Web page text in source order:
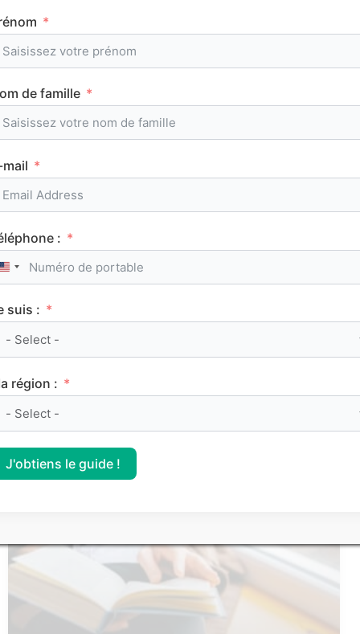
au lycée ?
Service Civique : les secrets d’une bonne lettre
de motivation
Les articles les
plus consultés
de famille
:
United States +1
suis :
région :
J'obtiens le guide !